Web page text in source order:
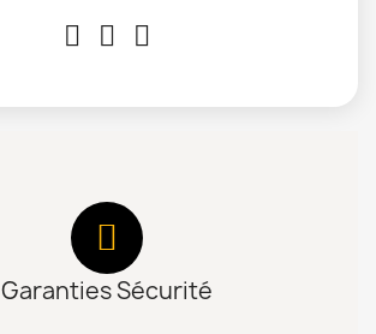
Garanties Sécurité